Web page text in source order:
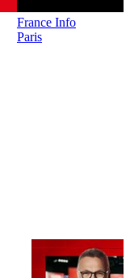
France Info
Paris